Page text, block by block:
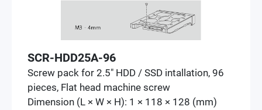
SCR-HDD25A-96
Screw pack for 2.5" HDD / SSD intallation, 96
pieces, Flat head machine screw
Dimension (L × W × H): 1 × 118 × 128 (mm)